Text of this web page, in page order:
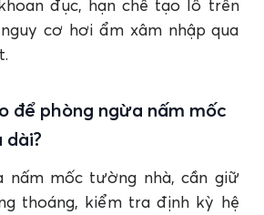
đục, hạn chế tạo lỗ trên
cơ hơi ẩm xâm nhập qua
để phòng ngừa nấm mốc
dài?
nấm mốc tường nhà, cần giữ
thoáng, kiểm tra định kỳ hệ